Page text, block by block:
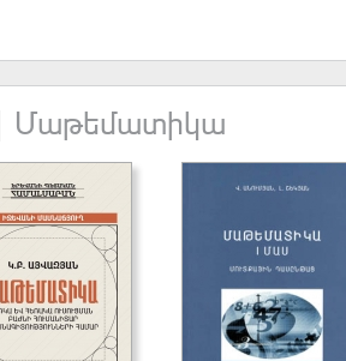
Մաթեմատիկա